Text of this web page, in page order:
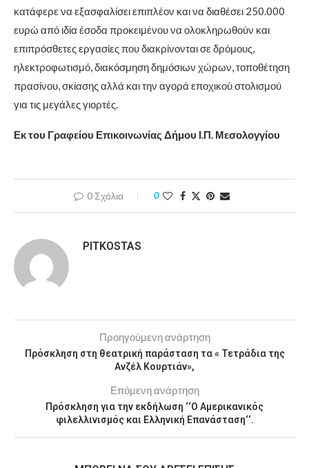
κατάφερε να εξασφαλίσει επιπλέον και να διαθέσει 250.000
ευρώ από ιδία έσοδα προκειμένου να ολοκληρωθούν και
επιπρόσθετες εργασίες που διακρίνονται σε δρόμους,
ηλεκτροφωτισμό, διακόσμηση δημόσιων χώρων, τοποθέτηση
πρασίνου, σκίασης αλλά και την αγορά εποχικού στολισμού
για τις μεγάλες γιορτές.
Εκ του Γραφείου Επικοινωνίας Δήμου Ι.Π. Μεσολογγίου
0 Σχόλια 0
PITKOSTAS
Προηγούμενη ανάρτηση
Πρόσκληση στη θεατρική παράσταση τα « Τετράδια της
Ανζέλ Κουρτιάν»,
Επόμενη ανάρτηση
Πρόσκληση για την εκδήλωση ‘‘Ο Αμερικανικός
φιλελλινισμός και Ελληνική Επανάσταση‘‘.